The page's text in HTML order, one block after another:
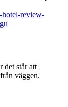
hotel-review-
det står att
väggen.